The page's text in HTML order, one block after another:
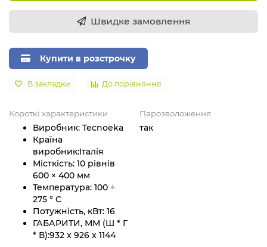
Швидке замовлення
Купити в розстрочку
В закладки До порівняння
Короткі характеристики
Виробник: Tecnoeka
Країна
виробник:Італія
Місткість: 10 рівнів
600 × 400 мм
Температура: 100 ÷
275 ° C
Потужність, кВт: 16
ГАБАРИТИ, ММ (Ш * Г
* В):932 x 926 x 1144
Парозволоження
так